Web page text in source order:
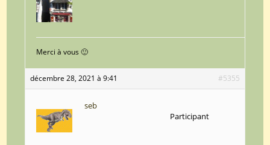
Merci à vous 🙂
décembre 28, 2021 à 9:41 #5355
seb
Participant